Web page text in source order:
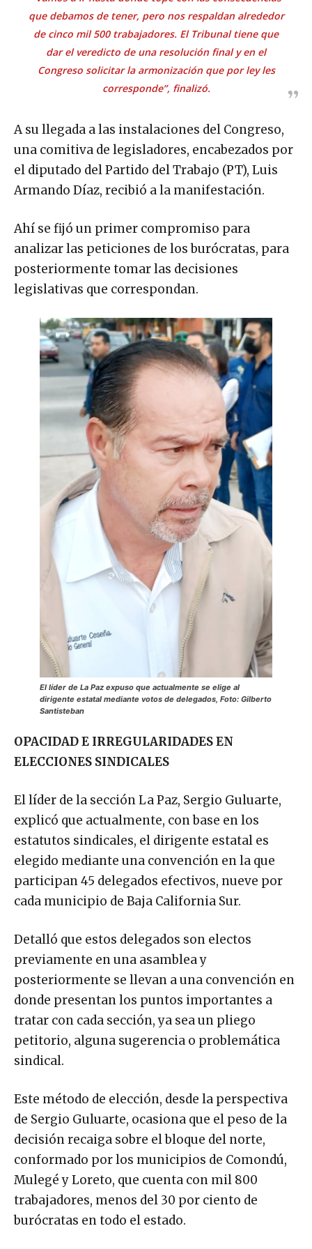
que debamos de tener, pero nos respaldan alrededor
de cinco mil 500 trabajadores. El Tribunal tiene que
dar el veredicto de una resolución final y en el
Congreso solicitar la armonización que por ley les
corresponde”, finalizó.
A su llegada a las instalaciones del Congreso,
una comitiva de legisladores, encabezados por
el diputado del Partido del Trabajo (PT), Luis
Armando Díaz, recibió a la manifestación.
Ahí se fijó un primer compromiso para
analizar las peticiones de los burócratas, para
posteriormente tomar las decisiones
legislativas que correspondan.
El líder de La Paz expuso que actualmente se elige al
dirigente estatal mediante votos de delegados, Foto: Gilberto
Santisteban
OPACIDAD E IRREGULARIDADES EN
ELECCIONES SINDICALES
El líder de la sección La Paz, Sergio Guluarte,
explicó que actualmente, con base en los
estatutos sindicales, el dirigente estatal es
elegido mediante una convención en la que
participan 45 delegados efectivos, nueve por
cada municipio de Baja California Sur.
Detalló que estos delegados son electos
previamente en una asamblea y
posteriormente se llevan a una convención en
donde presentan los puntos importantes a
tratar con cada sección, ya sea un pliego
petitorio, alguna sugerencia o problemática
sindical.
Este método de elección, desde la perspectiva
de Sergio Guluarte, ocasiona que el peso de la
decisión recaiga sobre el bloque del norte,
conformado por los municipios de Comondú,
Mulegé y Loreto, que cuenta con mil 800
trabajadores, menos del 30 por ciento de
burócratas en todo el estado.